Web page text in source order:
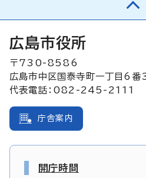
広島市役所
〒730-8586
広島市中区国泰寺町一丁目6
代表電話：082-245-2111
庁舎案内
開庁時間